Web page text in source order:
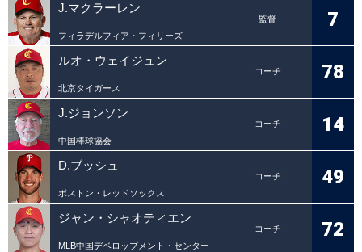
J.マクラーレン
監督
フィラデルフィア・フィリーズ
7
ルオ・ウェイジュン
コーチ
北京タイガース
78
J.ジョンソン
コーチ
中国棒球協会
14
D.ブッシュ
コーチ
ボストン・レッドソックス
49
ジャン・シャオティエン
コーチ
MLB中国デベロップメント・センター
72